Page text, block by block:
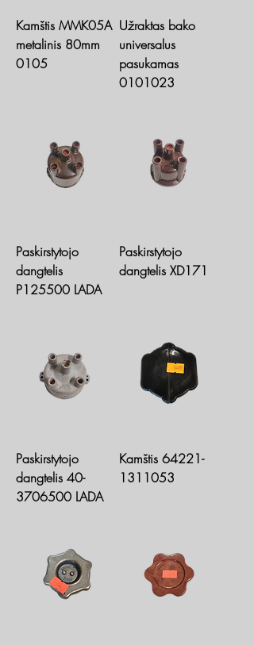
Kamštis MMK05A
metalinis 80mm
0105
Užraktas bako
universalus
pasukamas
0101023
Paskirstytojo
dangtelis
P125500 LADA
Paskirstytojo
dangtelis XD171
Paskirstytojo
dangtelis 40-
3706500 LADA
Kamštis 64221-
1311053